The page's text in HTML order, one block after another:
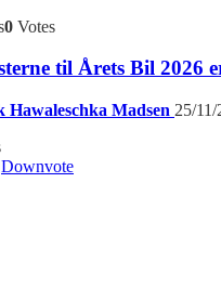
0 Votes
til Årets Bil 2026
Hawaleschka Madsen 25/
Downvote